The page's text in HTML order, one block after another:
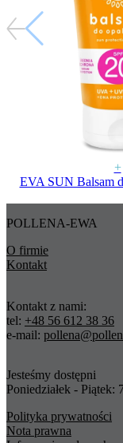
+
EVA SUN Balsam
POLLENA-EWA
O firmie
Kontakt
Kontakt z nami:
tel: +48 56 612 38 36
e-mail:
Jesteśmy dostępni
Poniedziałek - Piątek:
Polityka prywatności
Nota prawna